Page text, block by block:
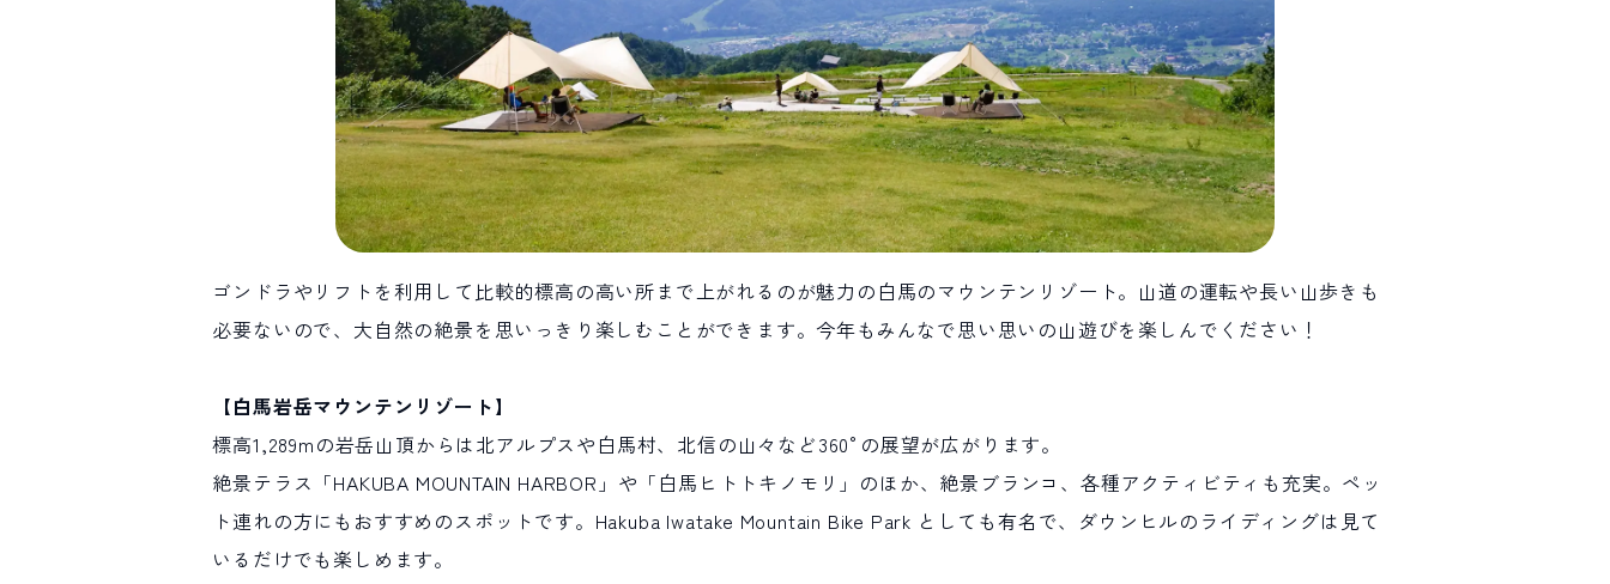
ゴンドラやリフトを利用して比較的標高の高い所まで上がれるのが魅力の白馬のマウンテンリゾート。山道の運転や長い山歩きも
必要ないので、大自然の絶景を思いっきり楽しむことができます。今年もみんなで思い思いの山遊びを楽しんでください！
【白馬岩岳マウンテンリゾート】
標高1,289mの岩岳山頂からは北アルプスや白馬村、北信の山々など360°の展望が広がります。
絶景テラス「HAKUBA MOUNTAIN HARBOR」や「白馬ヒトトキノモリ」のほか、絶景ブランコ、各種アクティビティも充実。ペッ
ト連れの方にもおすすめのスポットです。Hakuba Iwatake Mountain Bike Park としても有名で、ダウンヒルのライディングは見て
いるだけでも楽しめます。